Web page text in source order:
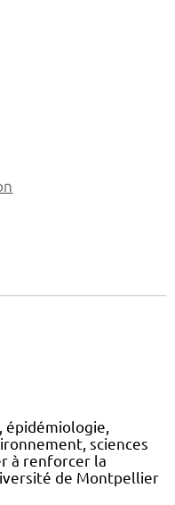
épidémiologie,
sciences
à renforcer la
de Montpellier